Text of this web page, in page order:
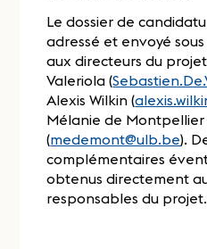
Le dossier de
adressé et envoyé
aux directeurs du
Valeriola (
Alexis Wilkin (
Mélanie de
(medemont@ulb.be).
complémentaires
obtenus directement
responsables du projet.